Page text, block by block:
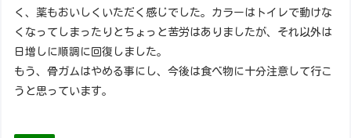
く、薬もおいしくいただく感じでした。カラーはトイレで動けな
くなってしまったりとちょっと苦労はありましたが、それ以外は
日増しに順調に回復しました。
もう、骨ガムはやめる事にし、今後は食べ物に十分注意して行こ
うと思っています。